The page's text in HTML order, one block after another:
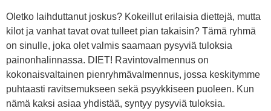
Oletko laihduttanut joskus? Kokeillut erilaisia diettejä, mutta
kilot ja vanhat tavat ovat tulleet pian takaisin? Tämä ryhmä
on sinulle, joka olet valmis saamaan pysyviä tuloksia
painonhalinnassa. DIET! Ravintovalmennus on
kokonaisvaltainen pienryhmävalmennus, jossa keskitymme
puhtaasti ravitsemukseen sekä psyykkiseen puoleen. Kun
nämä kaksi asiaa yhdistää, syntyy pysyviä tuloksia.